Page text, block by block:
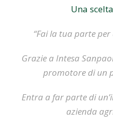
Una
“Fai la tua parte
Grazie a Intesa
promotore di un
Entra a far parte di
azienda